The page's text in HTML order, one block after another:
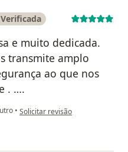
e muito dedicada.
transmite amplo
ao que nos
. ….
• na opinião do utilizador
Solicitar revisão